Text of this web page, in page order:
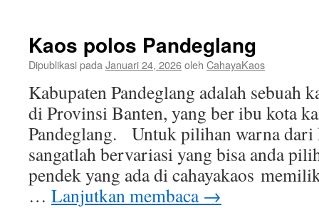
Kaos polos Pandeglang
Dipublikasi pada Januari 24, 2026oleh CahayaKaos
Kabupaten Pandeglang adalah sebuah
di Provinsi Banten, yang ber ibu kota
Pandeglang. Untuk pilihan warna dari
sangatlah bervariasi yang bisa anda
pendek yang ada di cahayakaos
… Lanjutkan membaca →